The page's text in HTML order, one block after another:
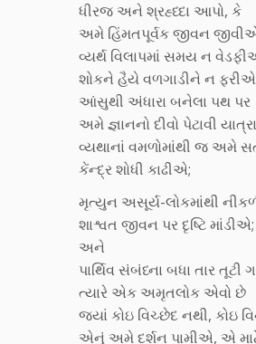
ધીરજ અને શ્રહ્ધ્દા આપો, કે
અમે હિંમતપૂર્વક જીવન
વ્યર્થ વિલાપમાં સમય ન
શોકને હૈયે વળગાડીને ન
આંસુથી અંધારા બનેલા પથ પર
અમે જ્ઞાનનો દીવો પેટાવી
વ્યથાનાં વમળોમાંથી જ અમે
કેંન્દ્ર શોધી કાઢીએ;
મૃત્યુન અસૂર્ય-લોકમાંથી
શાશ્વત જીવન પર દૃષ્ટિ માંડીએ;
અને
પાર્થિવ સંબંધ્ના બધા તાર તૂટી
ત્યારે એક અમૃતલોક એવો છે
જ્યાં કોઇ વિચ્છેદ નથી, કોઇ
એનું અમે દર્શન પામીએ, એ